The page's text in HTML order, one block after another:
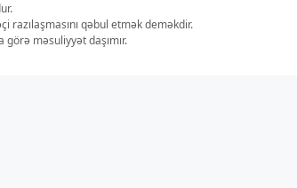
razılaşmasını qəbul etmək deməkdir.
məsuliyyət daşımır.